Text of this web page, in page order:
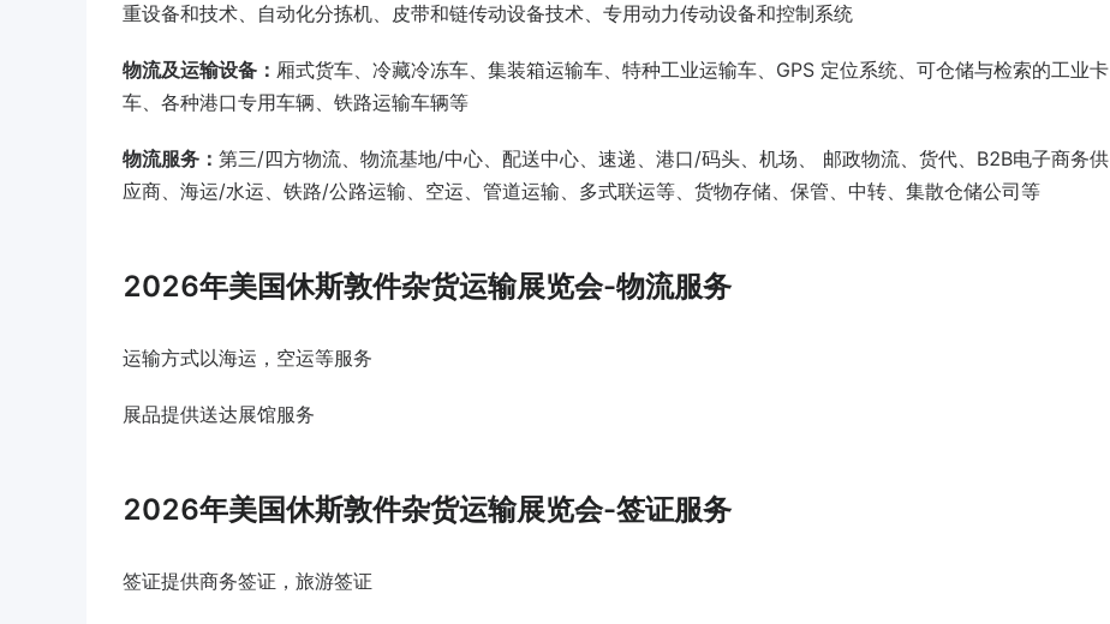
重设备和技术、自动化分拣机、皮带和链传动设备技术、专用动力传动设备和控制系统
物流及运输设备： 厢式货车、冷藏冷冻车、集装箱运输车、特种工业运输车、GPS 定位系统、可仓储与检索的工业卡
车、各种港口专用车辆、铁路运输车辆等
物流服务： 第三/四方物流、物流基地/中心、配送中心、速递、港口/码头、机场、 邮政物流、货代、B2B电子商务供
应商、海运/水运、铁路/公路运输、空运、管道运输、多式联运等、货物存储、保管、中转、集散仓储公司等
2026年美国休斯敦件杂货运输展览会-物流服务
运输方式以海运，空运等服务
展品提供送达展馆服务
2026年美国休斯敦件杂货运输展览会-签证服务
签证提供商务签证，旅游签证